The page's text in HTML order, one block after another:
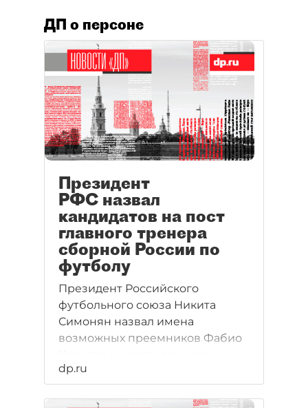
ДП о персоне
Президент
РФС назвал
кандидатов на пост
главного тренера
сборной России по
футболу
Президент Российского
футбольного союза Никита
Симонян назвал имена
возможных преемников Фабио
сборной России по футболу.
dp.ru